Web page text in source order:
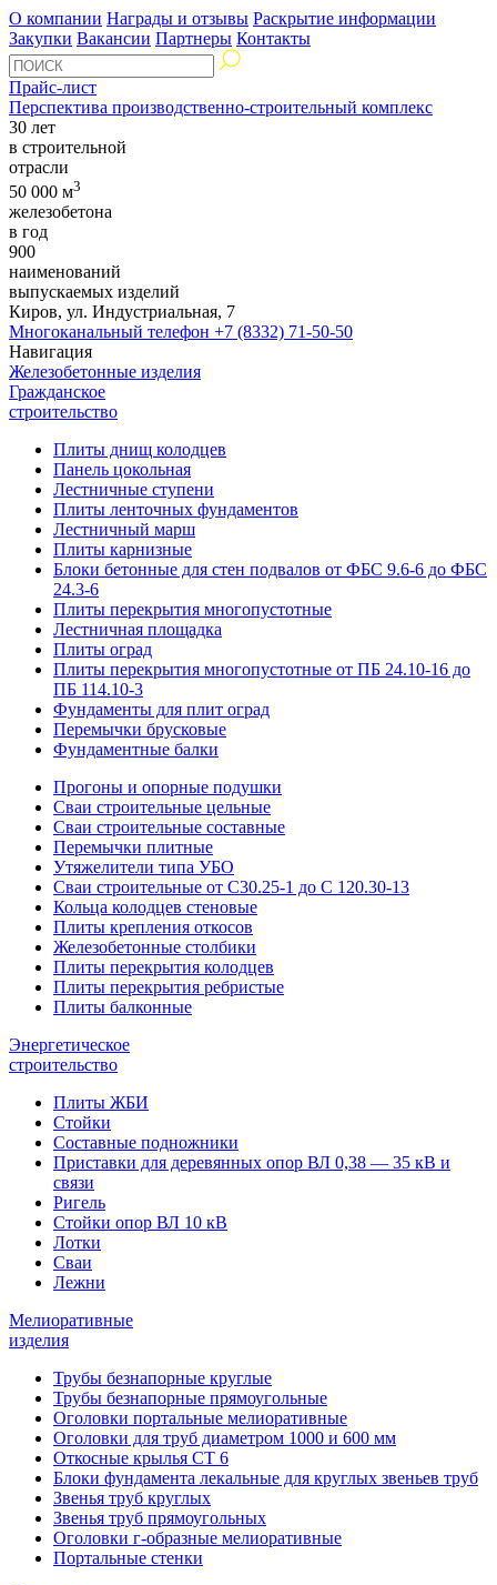
О компании Награды и отзывы Раскрытие информации
Закупки Вакансии Партнеры Контакты
Прайс-лист
Перспектива производственно-строительный комплекс
30 лет
в строительной
отрасли
50 000 м3
железобетона
в год
900
наименований
выпускаемых изделий
Киров, ул. Индустриальная, 7
Многоканальный телефон +7 (8332) 71-50-50
Навигация
Железобетонные изделия
Гражданское
строительство
Плиты днищ колодцев
Панель цокольная
Лестничные ступени
Плиты ленточных фундаментов
Лестничный марш
Плиты карнизные
Блоки бетонные для стен подвалов от ФБС 9.6-6 до ФБС
24.3-6
Плиты перекрытия многопустотные
Лестничная площадка
Плиты оград
Плиты перекрытия многопустотные от ПБ 24.10-16 до
ПБ 114.10-3
Фундаменты для плит оград
Перемычки брусковые
Фундаментные балки
Прогоны и опорные подушки
Сваи строительные цельные
Сваи строительные составные
Перемычки плитные
Утяжелители типа УБО
Сваи строительные от С30.25-1 до С 120.30-13
Кольца колодцев стеновые
Плиты крепления откосов
Железобетонные столбики
Плиты перекрытия колодцев
Плиты перекрытия ребристые
Плиты балконные
Энергетическое
строительство
Плиты ЖБИ
Стойки
Составные подножники
Приставки для деревянных опор ВЛ 0,38 — 35 кВ и
связи
Ригель
Стойки опор ВЛ 10 кВ
Лотки
Сваи
Лежни
Мелиоративные
изделия
Трубы безнапорные круглые
Трубы безнапорные прямоугольные
Оголовки портальные мелиоративные
Оголовки для труб диаметром 1000 и 600 мм
Откосные крылья СТ 6
Блоки фундамента лекальные для круглых звеньев труб
Звенья труб круглых
Звенья труб прямоугольных
Оголовки г-образные мелиоративные
Портальные стенки